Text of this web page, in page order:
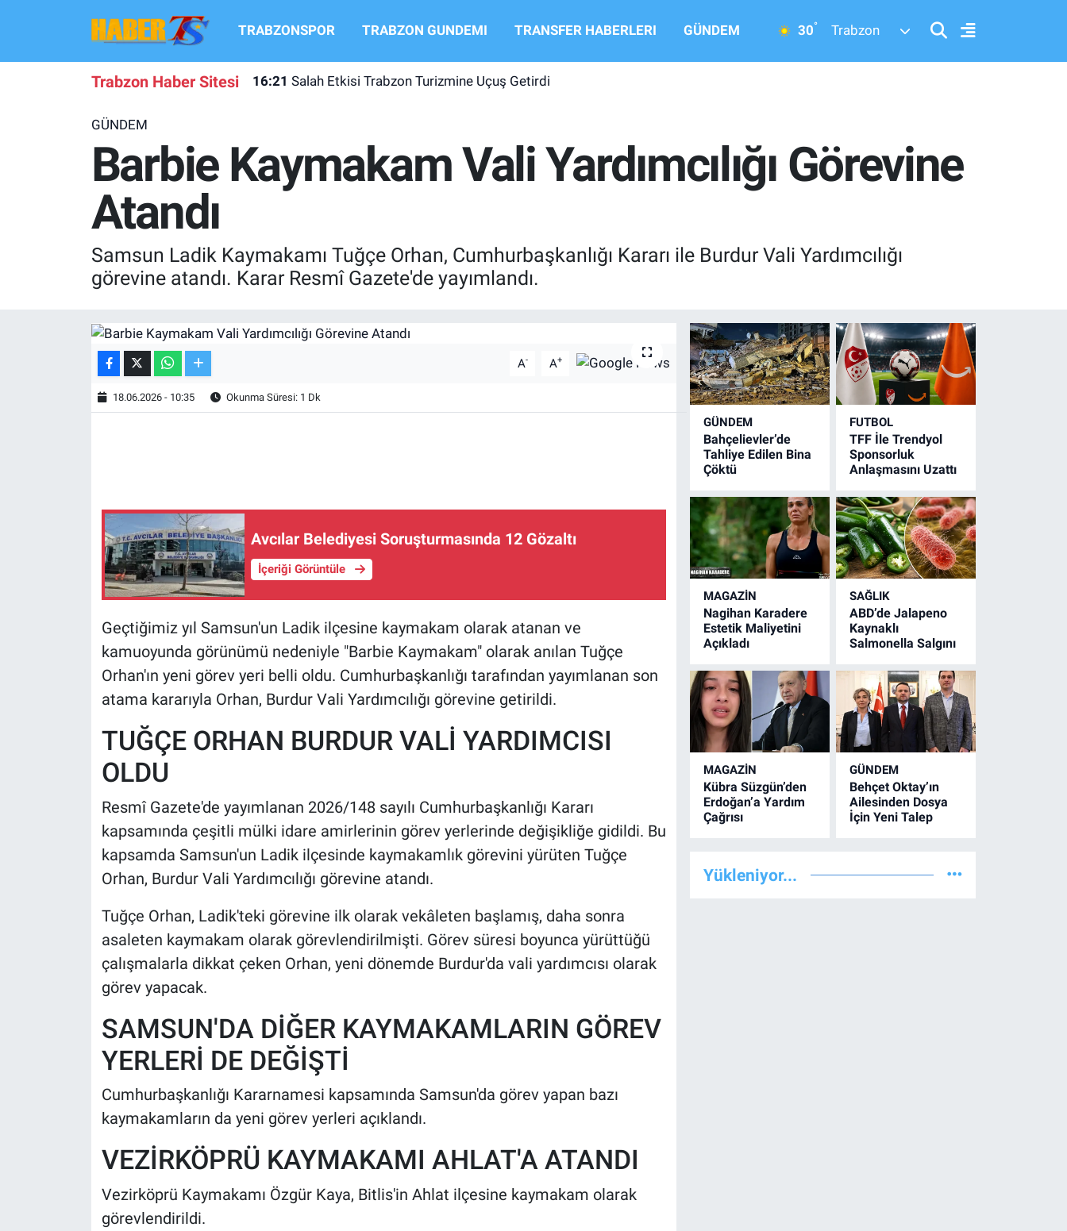
TRABZONSPOR TRABZON GUNDEMI TRANSFER HABERLERI GÜNDEM 30° Trabzon
Trabzon Haber Sitesi 16:21 Salah Etkisi Trabzon Turizmine Uçuş Getirdi
GÜNDEM
Barbie Kaymakam Vali Yardımcılığı Görevine
Atandı
Samsun Ladik Kaymakamı Tuğçe Orhan, Cumhurbaşkanlığı Kararı ile Burdur Vali Yardımcılığı
görevine atandı. Karar Resmî Gazete'de yayımlandı.
A- A+
18.06.2026 - 10:35 Okunma Süresi: 1 Dk
Avcılar Belediyesi Soruşturmasında 12 Gözaltı
İçeriği Görüntüle
Geçtiğimiz yıl Samsun'un Ladik ilçesine kaymakam olarak atanan ve
kamuoyunda görünümü nedeniyle "Barbie Kaymakam" olarak anılan Tuğçe
Orhan'ın yeni görev yeri belli oldu. Cumhurbaşkanlığı tarafından yayımlanan son
atama kararıyla Orhan, Burdur Vali Yardımcılığı görevine getirildi.
TUĞÇE ORHAN BURDUR VALİ YARDIMCISI
OLDU
Resmî Gazete'de yayımlanan 2026/148 sayılı Cumhurbaşkanlığı Kararı
kapsamında çeşitli mülki idare amirlerinin görev yerlerinde değişikliğe gidildi. Bu
kapsamda Samsun'un Ladik ilçesinde kaymakamlık görevini yürüten Tuğçe
Orhan, Burdur Vali Yardımcılığı görevine atandı.
Tuğçe Orhan, Ladik'teki görevine ilk olarak vekâleten başlamış, daha sonra
asaleten kaymakam olarak görevlendirilmişti. Görev süresi boyunca yürüttüğü
çalışmalarla dikkat çeken Orhan, yeni dönemde Burdur'da vali yardımcısı olarak
görev yapacak.
SAMSUN'DA DİĞER KAYMAKAMLARIN GÖREV
YERLERİ DE DEĞİŞTİ
Cumhurbaşkanlığı Kararnamesi kapsamında Samsun'da görev yapan bazı
kaymakamların da yeni görev yerleri açıklandı.
VEZİRKÖPRÜ KAYMAKAMI AHLAT'A ATANDI
Vezirköprü Kaymakamı Özgür Kaya, Bitlis'in Ahlat ilçesine kaymakam olarak
görevlendirildi.
GÜNDEM
Bahçelievler’de
Tahliye Edilen Bina
Çöktü
FUTBOL
TFF İle Trendyol
Sponsorluk
Anlaşmasını Uzattı
MAGAZİN
Nagihan Karadere
Estetik Maliyetini
Açıkladı
SAĞLIK
ABD’de Jalapeno
Kaynaklı
Salmonella Salgını
MAGAZİN
Kübra Süzgün’den
Erdoğan’a Yardım
Çağrısı
GÜNDEM
Behçet Oktay’ın
Ailesinden Dosya
İçin Yeni Talep
Yükleniyor...
TRABZONSPOR
TRANSFER HABERLERI
KULİS MEYDANI
1461 TRABZON
ALT LIGLER
KÜLTÜR SANAT
EKONOMİ
HABERDE İNSAN
MAGAZİN
Bilim, Teknoloji
Hava Durumu
Süper Lig Puan Durumu ve Fikstür
Tüm Manşetler
Son Dakika Haberleri
Haber Arşivi